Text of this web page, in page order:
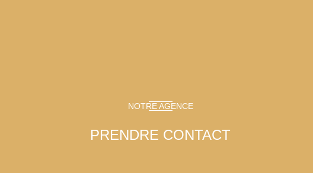
NOTRE AGENCE
PRENDRE CONTACT